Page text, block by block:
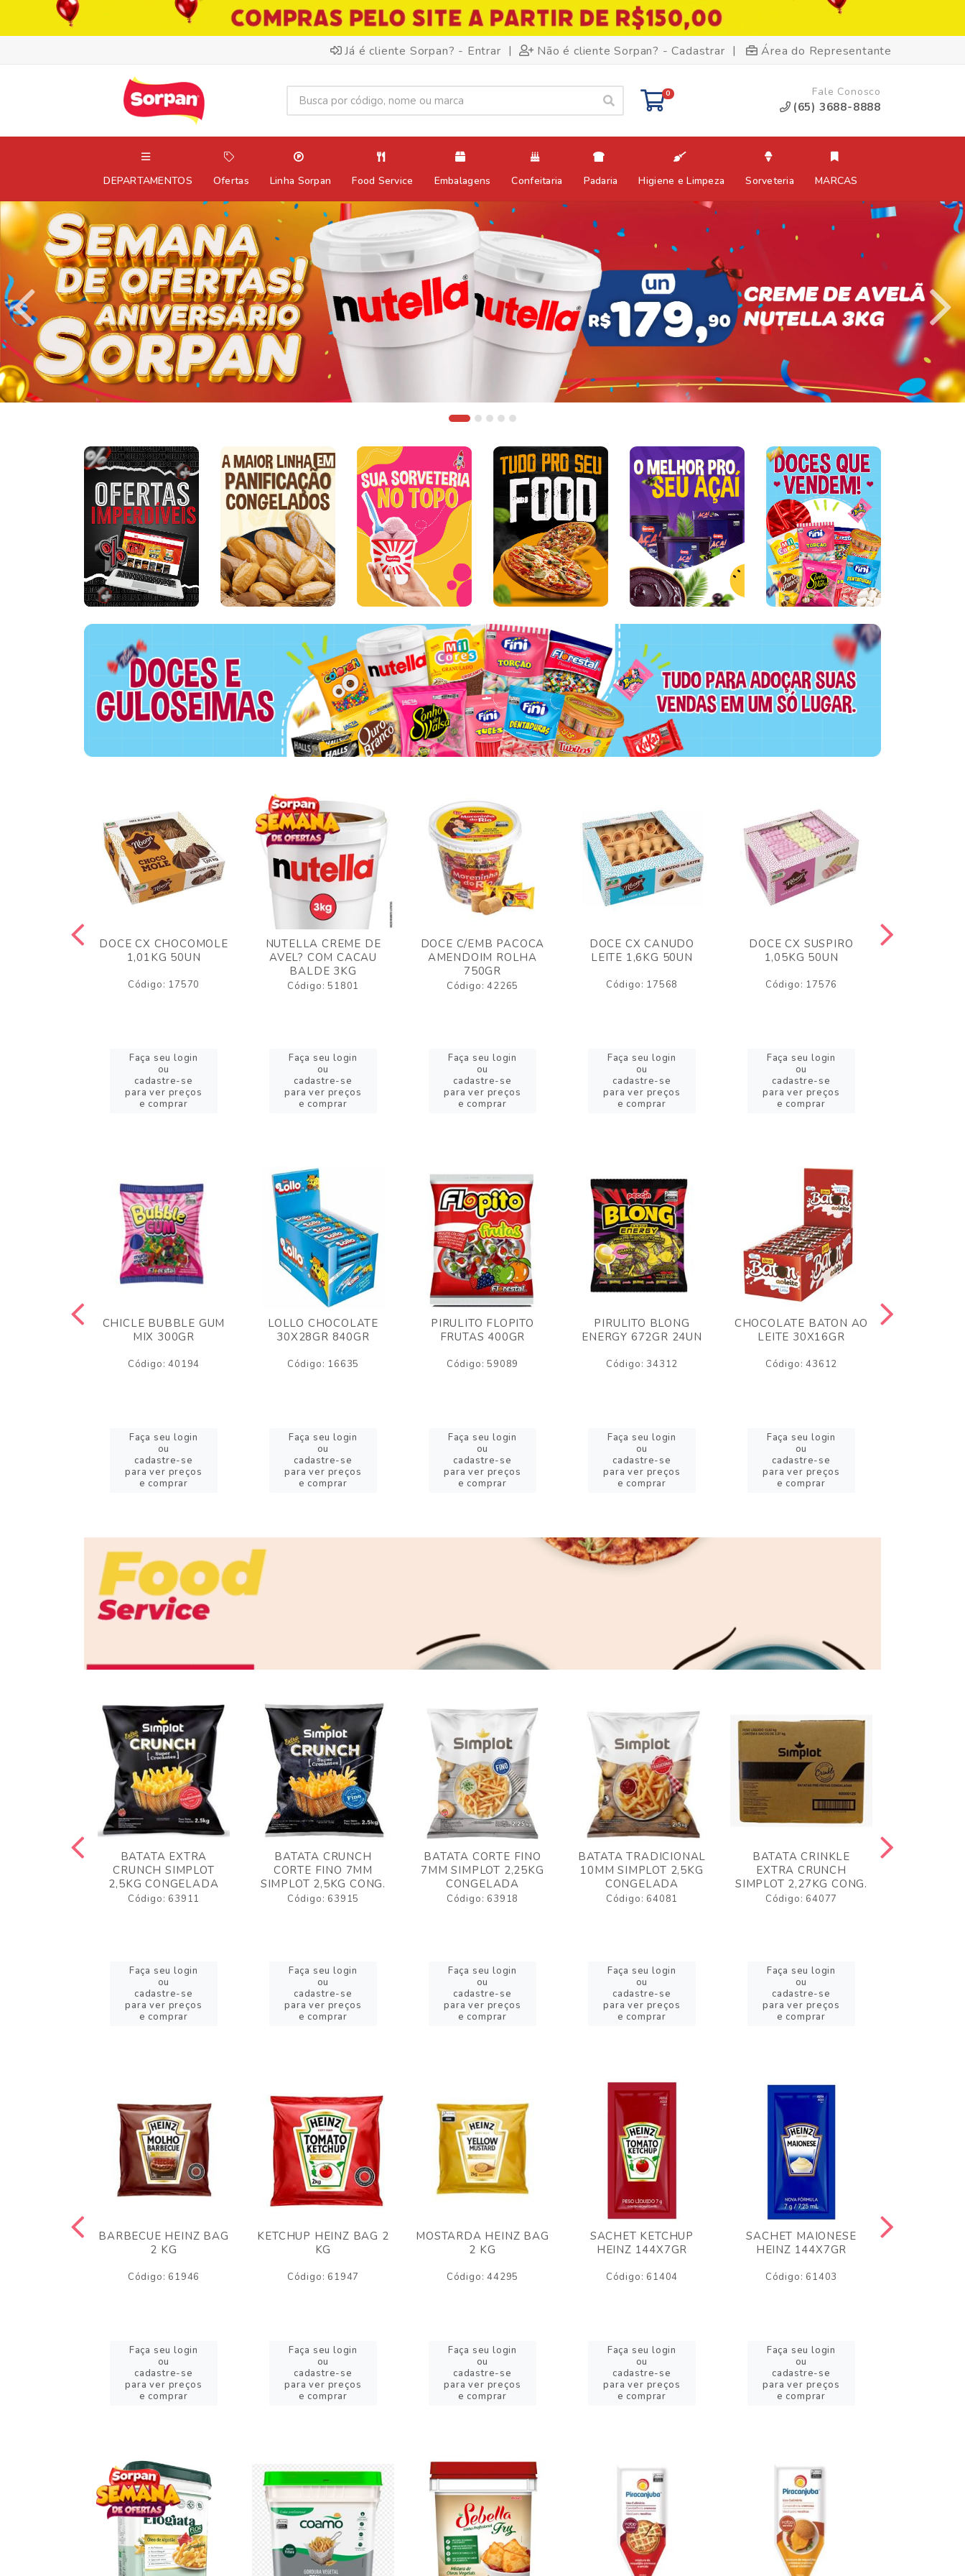
Já é cliente Sorpan? - Entrar | Não é cliente Sorpan? - Cadastrar | Área do Representante
0 Fale Conosco
(65) 3688-8888
DEPARTAMENTOS Ofertas Linha Sorpan Food Service Embalagens Confeitaria Padaria Higiene e Limpeza Sorveteria MARCAS
DOCE CX CHOCOMOLE
1,01KG 50UN
Código: 17570
Faça seu login
ou
cadastre-se
para ver preços
e comprar
NUTELLA CREME DE
AVEL? COM CACAU
BALDE 3KG
Código: 51801
Faça seu login
ou
cadastre-se
para ver preços
e comprar
DOCE C/EMB PACOCA
AMENDOIM ROLHA
750GR
Código: 42265
Faça seu login
ou
cadastre-se
para ver preços
e comprar
DOCE CX CANUDO
LEITE 1,6KG 50UN
Código: 17568
Faça seu login
ou
cadastre-se
para ver preços
e comprar
DOCE CX SUSPIRO
1,05KG 50UN
Código: 17576
Faça seu login
ou
cadastre-se
para ver preços
e comprar
CHICLE BUBBLE GUM
MIX 300GR
Código: 40194
Faça seu login
ou
cadastre-se
para ver preços
e comprar
LOLLO CHOCOLATE
30X28GR 840GR
Código: 16635
Faça seu login
ou
cadastre-se
para ver preços
e comprar
PIRULITO FLOPITO
FRUTAS 400GR
Código: 59089
Faça seu login
ou
cadastre-se
para ver preços
e comprar
PIRULITO BLONG
ENERGY 672GR 24UN
Código: 34312
Faça seu login
ou
cadastre-se
para ver preços
e comprar
CHOCOLATE BATON AO
LEITE 30X16GR
Código: 43612
Faça seu login
ou
cadastre-se
para ver preços
e comprar
BATATA EXTRA
CRUNCH SIMPLOT
2,5KG CONGELADA
Código: 63911
Faça seu login
ou
cadastre-se
para ver preços
e comprar
BATATA CRUNCH
CORTE FINO 7MM
SIMPLOT 2,5KG CONG.
Código: 63915
Faça seu login
ou
cadastre-se
para ver preços
e comprar
BATATA CORTE FINO
7MM SIMPLOT 2,25KG
CONGELADA
Código: 63918
Faça seu login
ou
cadastre-se
para ver preços
e comprar
BATATA TRADICIONAL
10MM SIMPLOT 2,5KG
CONGELADA
Código: 64081
Faça seu login
ou
cadastre-se
para ver preços
e comprar
BATATA CRINKLE
EXTRA CRUNCH
SIMPLOT 2,27KG CONG.
Código: 64077
Faça seu login
ou
cadastre-se
para ver preços
e comprar
BARBECUE HEINZ BAG
2 KG
Código: 61946
Faça seu login
ou
cadastre-se
para ver preços
e comprar
KETCHUP HEINZ BAG 2
KG
Código: 61947
Faça seu login
ou
cadastre-se
para ver preços
e comprar
MOSTARDA HEINZ BAG
2 KG
Código: 44295
Faça seu login
ou
cadastre-se
para ver preços
e comprar
SACHET KETCHUP
HEINZ 144X7GR
Código: 61404
Faça seu login
ou
cadastre-se
para ver preços
e comprar
SACHET MAIONESE
HEINZ 144X7GR
Código: 61403
Faça seu login
ou
cadastre-se
para ver preços
e comprar